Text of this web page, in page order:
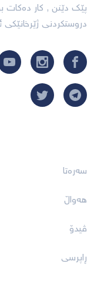
پێک دێنن , کار دەکات
دروستکردنی
سەرەتا
هەواڵ
ڤیدۆ
ڕاپرسی